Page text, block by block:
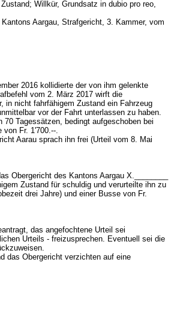
Willkür, Grundsatz in dubio pro reo,
Aargau, Strafgericht, 3. Kammer, vom
2016 kollidierte der von ihm gelenkte
vom 2. März 2017 wirft die
in nicht fahrfähigem Zustand ein Fahrzeug
vor der Fahrt unterlassen zu haben.
Tagessätzen, bedingt aufgeschoben bei
von Fr. 1'700.--.
Aarau sprach ihn frei (Urteil vom 8. Mai
Obergericht des Kantons Aargau X.________
Zustand für schuldig und verurteilte ihn zu
drei Jahre) und einer Busse von Fr.
das angefochtene Urteil sei
Urteils - freizusprechen. Eventuell sei die
das Obergericht verzichten auf eine